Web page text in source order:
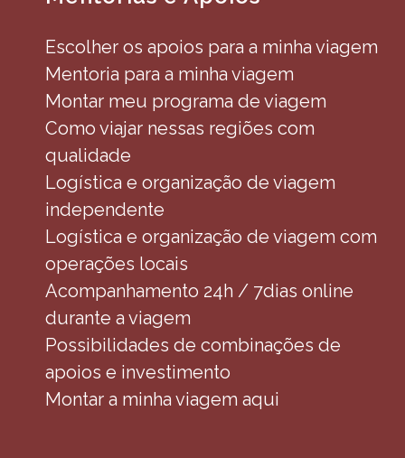
Escolher os apoios para a minha viagem
Mentoria para a minha viagem
Montar meu programa de viagem
Como viajar nessas regiões com
qualidade
Logística e organização de viagem
independente
Logística e organização de viagem com
operações locais
Acompanhamento 24h / 7dias online
durante a viagem
Possibilidades de combinações de
apoios e investimento
Montar a minha viagem aqui